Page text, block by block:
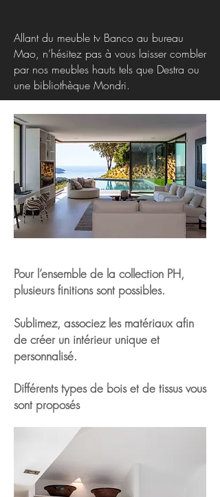
Allant du meuble tv Banco au bureau
Mao, n’hésitez pas à vous laisser combler
par nos meubles hauts tels que Destra ou
une bibliothèque Mondri.
Pour l’ensemble de la collection PH,
plusieurs finitions sont possibles.
Sublimez, associez les matériaux afin
de créer un intérieur unique et
personnalisé.
Différents types de bois et de tissus vous
sont proposés